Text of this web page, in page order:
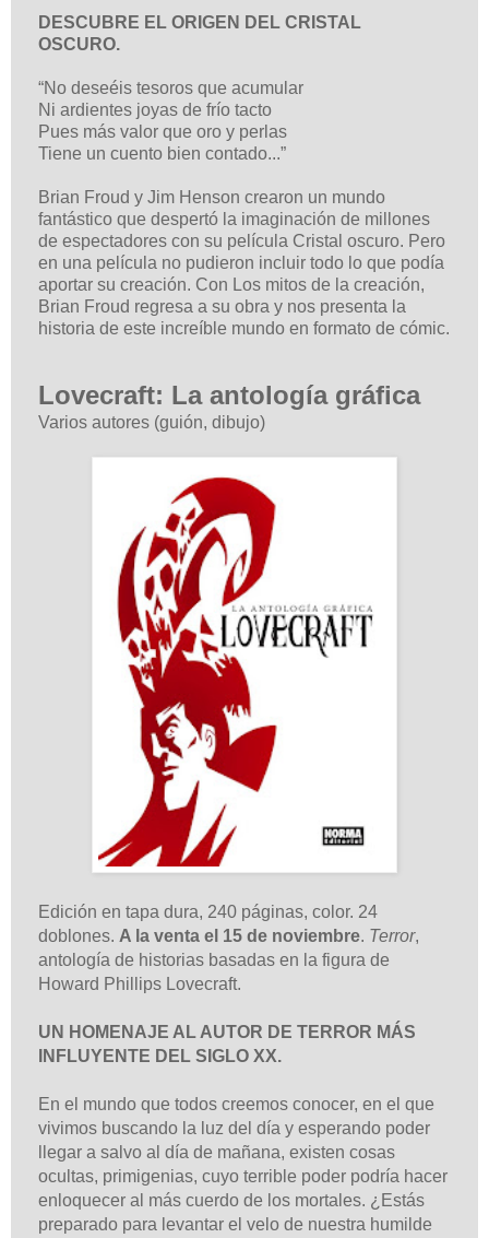
DESCUBRE EL ORIGEN DEL CRISTAL
OSCURO.
“No deseéis tesoros que acumular
Ni ardientes joyas de frío tacto
Pues más valor que oro y perlas
Tiene un cuento bien contado...”
Brian Froud y Jim Henson crearon un mundo
fantástico que despertó la imaginación de millones
de espectadores con su película Cristal oscuro. Pero
en una película no pudieron incluir todo lo que podía
aportar su creación. Con Los mitos de la creación,
Brian Froud regresa a su obra y nos presenta la
historia de este increíble mundo en formato de cómic.
Lovecraft: La antología gráfica
Varios autores (guión, dibujo)
Edición en tapa dura, 240 páginas, color. 24
doblones. A la venta el 15 de noviembre. Terror,
antología de historias basadas en la figura de
Howard Phillips Lovecraft.
UN HOMENAJE AL AUTOR DE TERROR MÁS
INFLUYENTE DEL SIGLO XX.
En el mundo que todos creemos conocer, en el que
vivimos buscando la luz del día y esperando poder
llegar a salvo al día de mañana, existen cosas
ocultas, primigenias, cuyo terrible poder podría hacer
enloquecer al más cuerdo de los mortales. ¿Estás
preparado para levantar el velo de nuestra humilde